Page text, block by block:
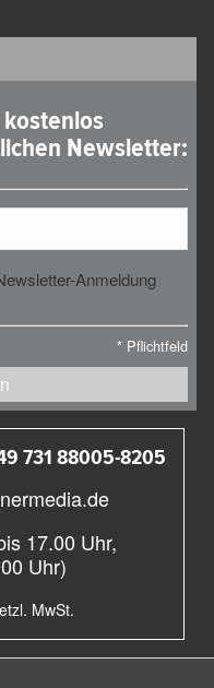
Newsletter:
Anmeldung
* Pflichtfeld
731 88005-8205
17.00 Uhr,
Uhr)
MwSt.